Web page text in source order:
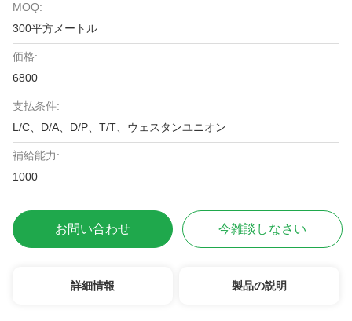
MOQ:
300平方メートル
価格:
6800
支払条件:
L/C、D/A、D/P、T/T、ウェスタンユニオン
補給能力:
1000
お問い合わせ 今雑談しなさい
詳細情報 製品の説明